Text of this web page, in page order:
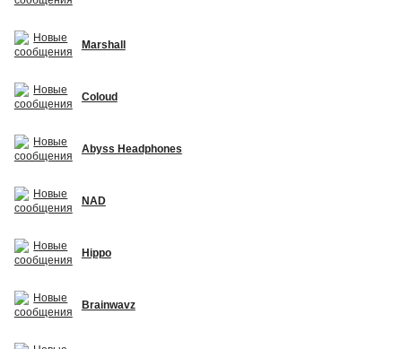
Marshall
Coloud
Abyss Headphones
NAD
Hippo
Brainwavz